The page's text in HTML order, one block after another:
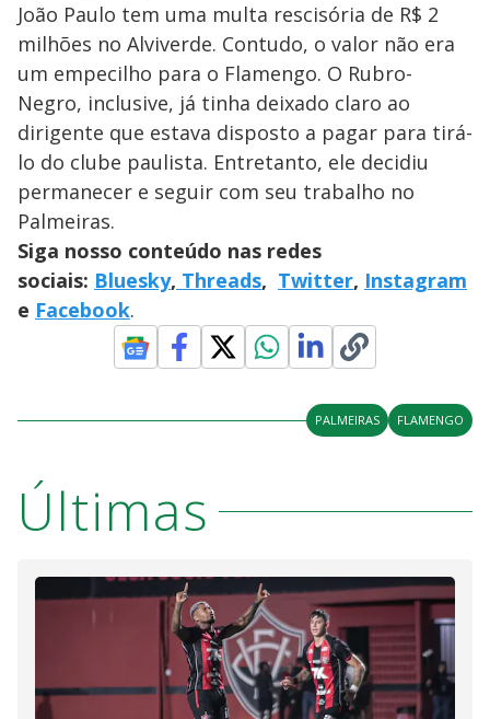
João Paulo tem uma multa rescisória de R$ 2
milhões no Alviverde. Contudo, o valor não era
um empecilho para o Flamengo. O Rubro-
Negro, inclusive, já tinha deixado claro ao
dirigente que estava disposto a pagar para tirá-
lo do clube paulista. Entretanto, ele decidiu
permanecer e seguir com seu trabalho no
Palmeiras.
Siga nosso conteúdo nas redes
sociais: Bluesky, Threads, Twitter, Instagram
e Facebook.
PALMEIRAS FLAMENGO
Últimas